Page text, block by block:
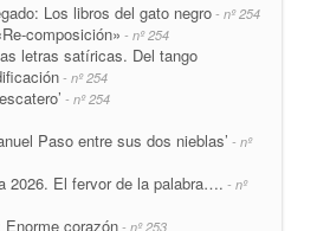
Los libros del gato negro - nº 254
composición» - nº 254
letras satíricas. Del tango
- nº 254
- nº 254
Paso entre sus dos nieblas’ - nº
2026. El fervor de la palabra…. - nº
corazón - nº 253